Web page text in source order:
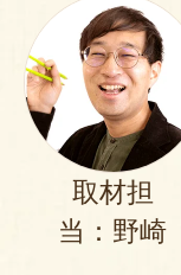
取材担
当：野崎